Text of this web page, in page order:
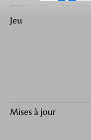
Jeu
Mises à jour